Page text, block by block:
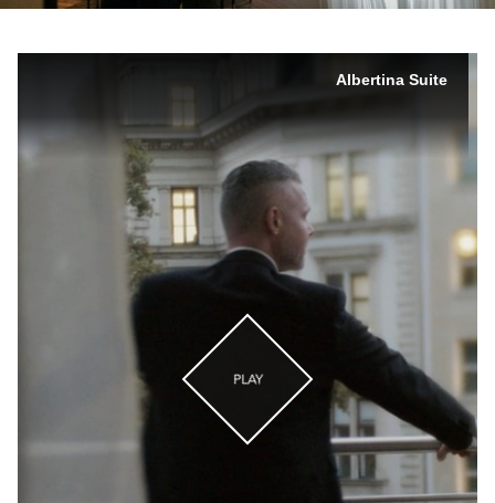
Albertina Suite
PLAY